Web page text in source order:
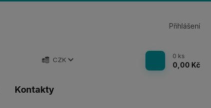
Kontakty
CZK
Přihlášení
0 ks
0,00 Kč